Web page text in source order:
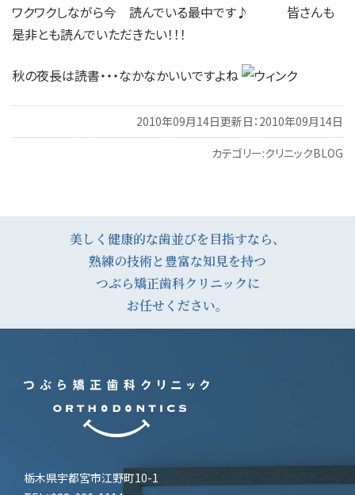
ワクワクしながら今 読んでいる最中です♪ 皆さんも
是非とも読んでいただきたい！！！
秋の夜長は読書・・・なかなかいいですよね
2010年09月14日更新日：2010年09月14日
カテゴリー:クリニックBLOG
稿
ー
ョ
美しく健康的な歯並びを目指すなら、
熟練の技術と豊富な知見を持つ
つぶら矯正歯科クリニックに
お任せください。
栃木県宇都宮市江野町10-1